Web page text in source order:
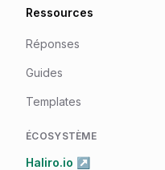
Ressources
Réponses
Guides
Templates
ÉCOSYSTÈME
Haliro.io ↗